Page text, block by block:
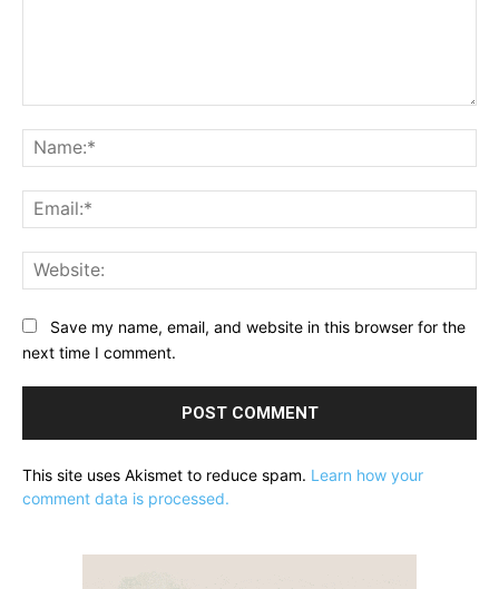
Save my name, email, and website in this browser for the
next time I comment.
This site uses Akismet to reduce spam. Learn how your
comment data is processed.